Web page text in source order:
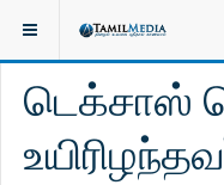
இருக்குமிடம்: செய்திகள்
டெக்சாஸ்